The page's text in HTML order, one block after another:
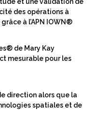
et une validation de
des opérations à
à l’APN IOWN®
de Mary Kay
mesurable pour les
direction alors que la
spatiales et de